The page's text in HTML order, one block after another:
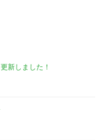
新しました！